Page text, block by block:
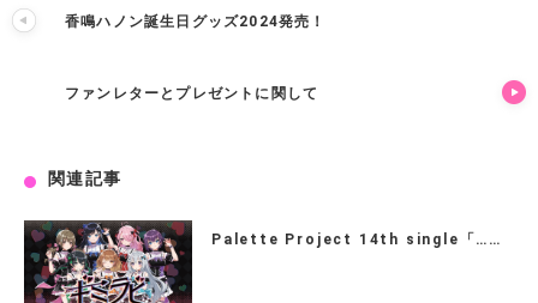
香鳴ハノン誕生日グッズ2024発売！
ファンレターとプレゼントに関して
関連記事
Palette Project 14th single「……